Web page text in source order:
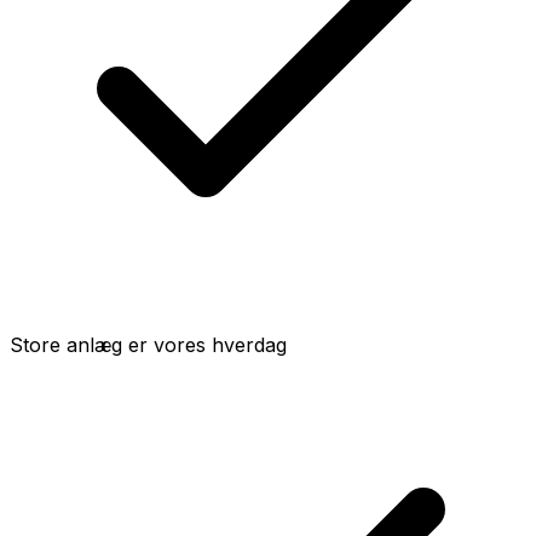
Store anlæg er vores hverdag